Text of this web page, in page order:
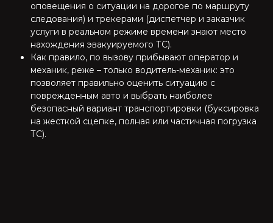
оповещения о ситуации на дорогое по маршруту
следования) и трекерами (диспетчер и заказчик
услуги в реальном режиме времени знают место
нахождения эвакуируемого ТС).
Как правило, по вызову прибывают оператор и
механик, реже – только водитель-механик: это
позволяет правильно оценить ситуацию с
поврежденным авто и выбрать наиболее
безопасный вариант транспортировки (буксировка
на жесткой сцепке, полная или частичная погрузка
ТС).